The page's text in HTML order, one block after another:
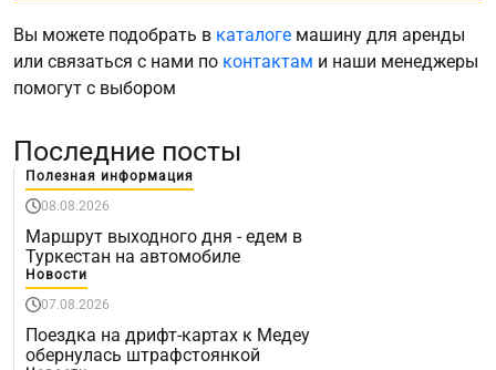
Вы можете подобрать в каталоге машину для аренды
или связаться с нами по контактам и наши менеджеры
помогут с выбором
Последние посты
Полезная информация
08.08.2026
Маршрут выходного дня - едем в
Туркестан на автомобиле
Новости
07.08.2026
Поездка на дрифт-картах к Медеу
обернулась штрафстоянкой